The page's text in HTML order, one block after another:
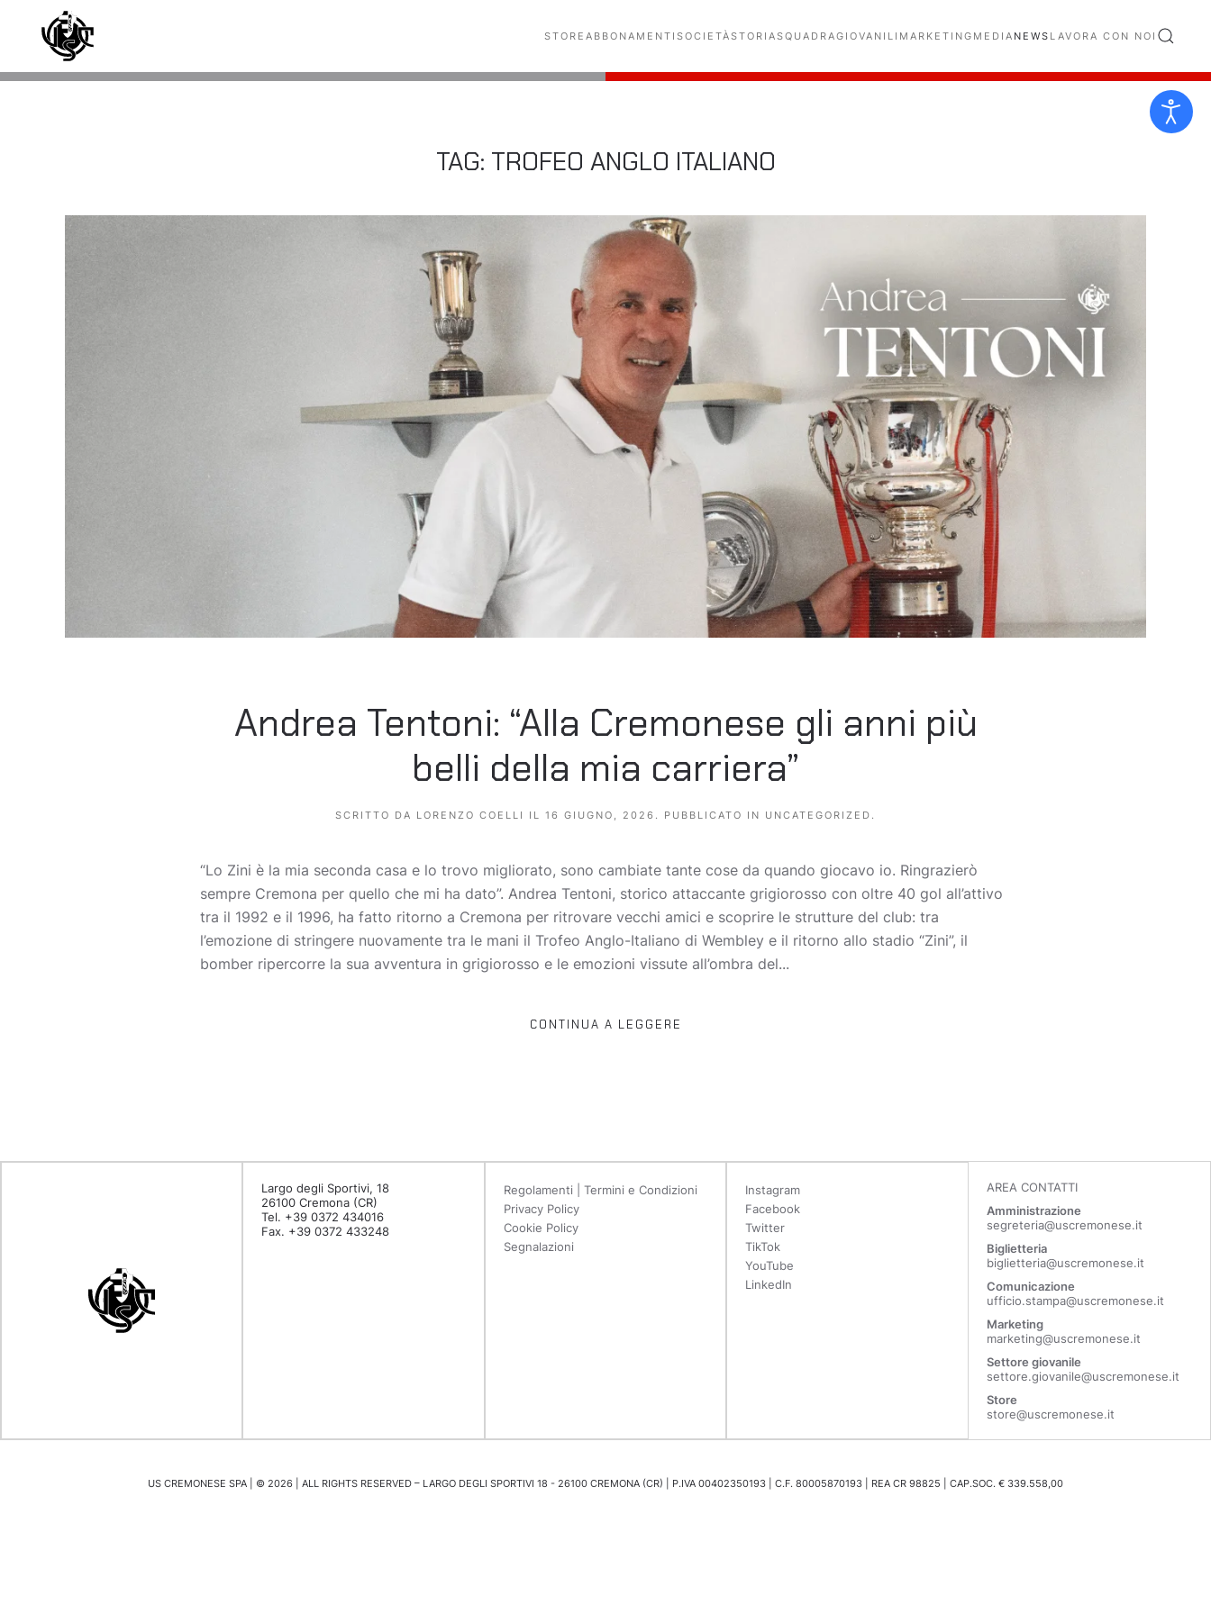
Skip to main content STORE ABBONAMENTI SOCIETÀSTORIASQUADRAGIOVANILI MARKETING MEDIA NEWS LAVORA CON NOI
TAG: TROFEO ANGLO ITALIANO
Andrea Tentoni: “Alla Cremonese gli anni più
belli della mia carriera”
SCRITTO DA LORENZO COELLI IL 16 GIUGNO, 2026 . PUBBLICATO IN UNCATEGORIZED .
“Lo Zini è la mia seconda casa e lo trovo migliorato, sono cambiate tante cose da quando giocavo io. Ringrazierò
sempre Cremona per quello che mi ha dato”. Andrea Tentoni, storico attaccante grigiorosso con oltre 40 gol all’attivo
tra il 1992 e il 1996, ha fatto ritorno a Cremona per ritrovare vecchi amici e scoprire le strutture del club: tra
l’emozione di stringere nuovamente tra le mani il Trofeo Anglo-Italiano di Wembley e il ritorno allo stadio “Zini”, il
bomber ripercorre la sua avventura in grigiorosso e le emozioni vissute all’ombra del...
CONTINUA A LEGGERE
Largo degli Sportivi, 18
26100 Cremona (CR)
Tel. +39 0372 434016
Fax. +39 0372 433248
Regolamenti | Termini e Condizioni
Privacy Policy
Cookie Policy
Segnalazioni
Instagram
Facebook
Twitter
TikTok
YouTube
LinkedIn
AREA CONTATTI
Amministrazione
segreteria@uscremonese.it
Biglietteria
biglietteria@uscremonese.it
Comunicazione
ufficio.stampa@uscremonese.it
Marketing
marketing@uscremonese.it
Settore giovanile
settore.giovanile@uscremonese.it
Store
store@uscremonese.it
US CREMONESE SPA | © 2026 | ALL RIGHTS RESERVED – LARGO DEGLI SPORTIVI 18 - 26100 CREMONA (CR) | P.IVA 00402350193 | C.F. 80005870193 | REA CR 98825 | CAP.SOC. € 339.558,00